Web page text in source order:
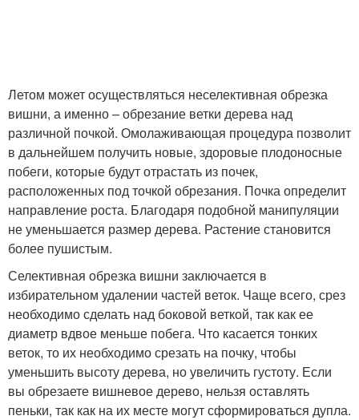
Летом может осуществляться неселективная обрезка
вишни, а именно – обрезание ветки дерева над
различной почкой. Омолаживающая процедура позволит
в дальнейшем получить новые, здоровые плодоносные
побеги, которые будут отрастать из почек,
расположенных под точкой обрезания. Почка определит
направление роста. Благодаря подобной манипуляции
не уменьшается размер дерева. Растение становится
более пушистым.
Селективная обрезка вишни заключается в
избирательном удалении частей веток. Чаще всего, срез
необходимо сделать над боковой веткой, так как ее
диаметр вдвое меньше побега. Что касается тонких
веток, то их необходимо срезать на почку, чтобы
уменьшить высоту дерева, но увеличить густоту. Если
вы обрезаете вишневое дерево, нельзя оставлять
пеньки, так как на их месте могут сформироваться дупла.